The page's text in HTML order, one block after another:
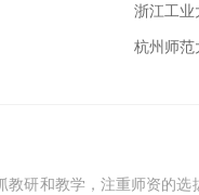
浙江工业
杭州师范
研和教学，注重师资的